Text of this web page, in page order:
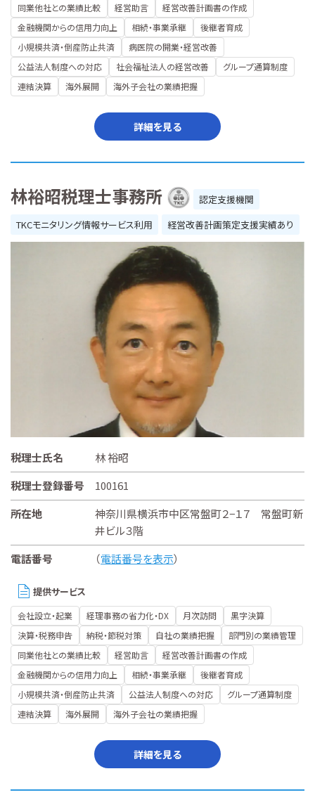
同業他社との業績比較
経営助言
経営改善計画書の作成
金融機関からの信用力向上
相続・事業承継
後継者育成
小規模共済・倒産防止共済
病医院の開業・経営改善
公益法人制度への対応
社会福祉法人の経営改善
グループ通算制度
連結決算
海外展開 海外子会社の業績把握
詳細を見る
林裕昭税理士事務所
認定支援機関
TKCモニタリング情報サービス利用
経営改善計画策定支援実績あり
税理士氏名
林 裕昭
税理士登録番号
100161
所在地
神奈川県横浜市中区常盤町２−１７ 常盤町新
井ビル３階
電話番号
（電話番号を表示）
提供サービス
会社設立・起業 経理事務の省力化・DX 月次訪問
黒字決算
決算・税務申告
納税・節税対策 自社の業績把握
部門別の業績管理
同業他社との業績比較
経営助言
経営改善計画書の作成
金融機関からの信用力向上
相続・事業承継
後継者育成
小規模共済・倒産防止共済
公益法人制度への対応
グループ通算制度
連結決算
海外展開 海外子会社の業績把握
詳細を見る